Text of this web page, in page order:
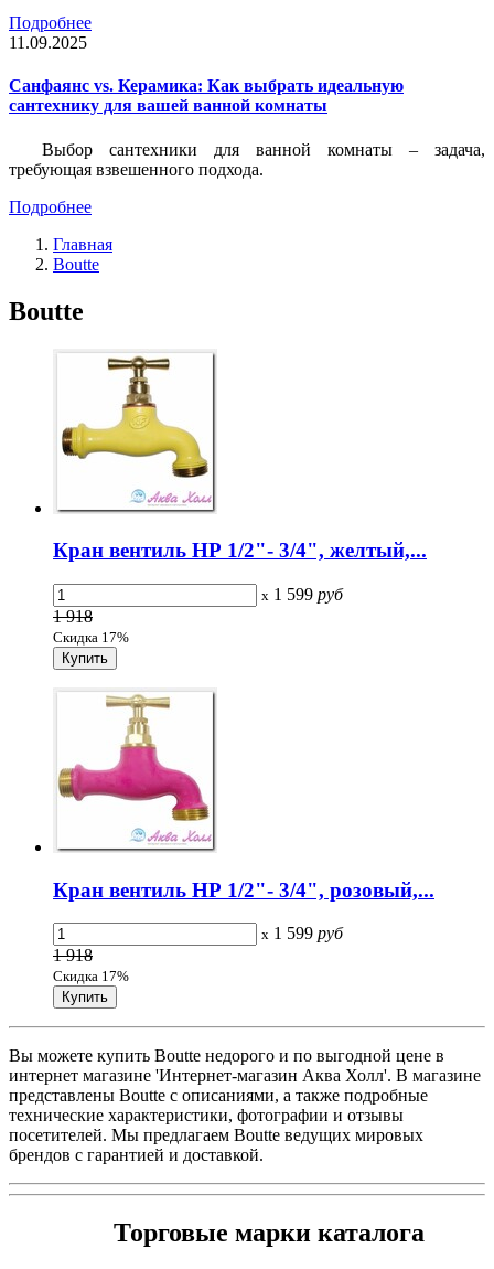
Подробнее
11.09.2025
Санфаянс vs. Керамика: Как выбрать идеальную
сантехнику для вашей ванной комнаты
Выбор сантехники для ванной комнаты – задача,
требующая взвешенного подхода.
Подробнее
Главная
Boutte
Boutte
Кран вентиль НР 1/2"- 3/4", желтый,...
x 1 599 руб
1 918
Скидка 17%
Кран вентиль НР 1/2"- 3/4", розовый,...
x 1 599 руб
1 918
Скидка 17%
Вы можете купить Boutte недорого и по выгодной цене в
интернет магазине 'Интернет-магазин Аква Холл'. В магазине
представлены Boutte с описаниями, а также подробные
технические характеристики, фотографии и отзывы
посетителей. Мы предлагаем Boutte ведущих мировых
брендов с гарантией и доставкой.
Торговые марки каталога